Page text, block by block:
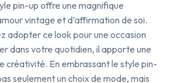
pin-up offre une magnifique
vintage et d’affirmation de soi.
adopter ce look pour une occasion
dans votre quotidien, il apporte une
créativité. En embrassant le style pin-
seulement un choix de mode, mais